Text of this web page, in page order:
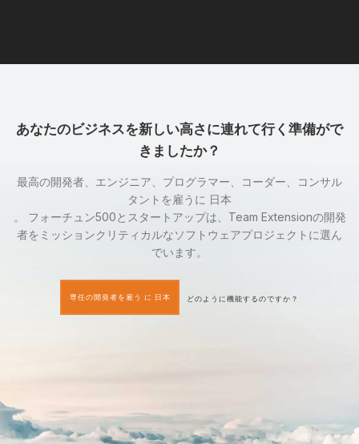
あなたのビジネスを新しい高さに連れて行く準備がで
きましたか？
最高の開発者、エンジニア、プログラマー、コーダー、コンサル
タントを雇うに 日本
。 フォーチュン500とスタートアップは、Team Extensionの開発
者をミッションクリティカルなソフトウェアプロジェクトに選ん
でいます。
専任の開発者を雇う に 日本 どのように機能するのですか？